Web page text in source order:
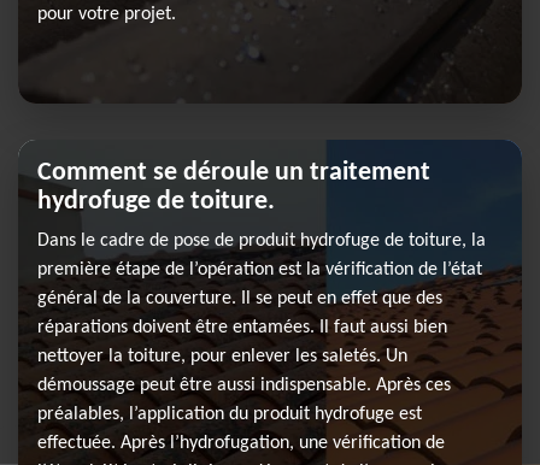
pour votre projet.
Comment se déroule un traitement
hydrofuge de toiture.
Dans le cadre de pose de produit hydrofuge de toiture, la
première étape de l’opération est la vérification de l’état
général de la couverture. Il se peut en effet que des
réparations doivent être entamées. Il faut aussi bien
nettoyer la toiture, pour enlever les saletés. Un
démoussage peut être aussi indispensable. Après ces
préalables, l’application du produit hydrofuge est
effectuée. Après l’hydrofugation, une vérification de